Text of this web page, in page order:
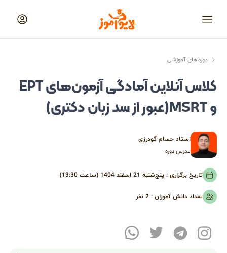
منو
لایوآموز
دوره های آموزشی
کلاس آنلاین آمادگی آزمون‌های EPT
و MSRT(عبور از سد زبان دکتری)
استاد حسام گودرزی
مدرس دوره
تاریخ برگزاری :پنج‌شنبه 21 اسفند 1404 (ساعت 13:30)
تعداد دانش آموزان :2نفر